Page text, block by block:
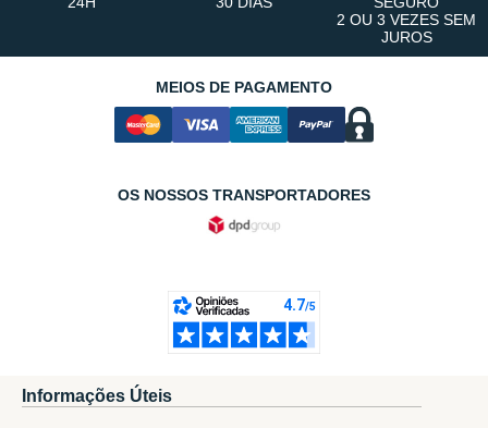
2 OU 3 VEZES SEM
JUROS
MEIOS DE PAGAMENTO
OS NOSSOS TRANSPORTADORES
Informações Úteis